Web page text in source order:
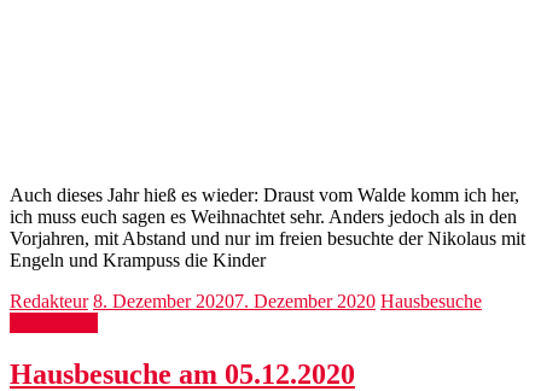
Auch dieses Jahr hieß es wieder: Draust vom Walde komm ich her,
ich muss euch sagen es Weihnachtet sehr. Anders jedoch als in den
Vorjahren, mit Abstand und nur im freien besuchte der Nikolaus mit
Engeln und Krampuss die Kinder
Redakteur 8. Dezember 20207. Dezember 2020 Hausbesuche
Hausbesuche am 05.12.2020